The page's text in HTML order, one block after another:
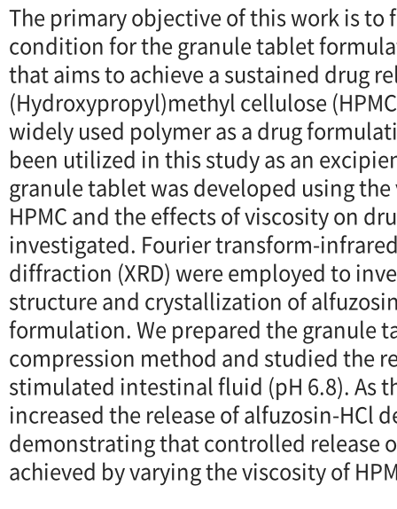
The primary objective of this work is
condition for the granule tablet
that aims to achieve a sustained drug
(Hydroxypropyl)methyl cellulose
widely used polymer as a drug
been utilized in this study as an
granule tablet was developed using
HPMC and the effects of viscosity on
investigated. Fourier transform-
diffraction (XRD) were employed to
structure and crystallization of
formulation. We prepared the granule
compression method and studied the
stimulated intestinal fluid (pH 6.8). As
increased the release of alfuzosin-HCl
demonstrating that controlled release
achieved by varying the viscosity of